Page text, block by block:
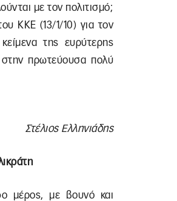
με τον πολιτισμό;
ΚΚΕ (13/1/10) για τον
της ευρύτερης
στην πρωτεύουσα πολύ
Στέλιος Ελληνιάδης
μέρος, με βουνό και